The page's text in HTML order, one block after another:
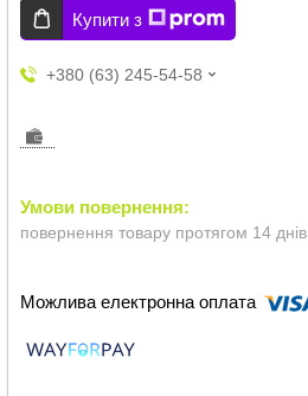
Купити з
+380 (63) 245-54-58
повернення товару протягом 14 днів